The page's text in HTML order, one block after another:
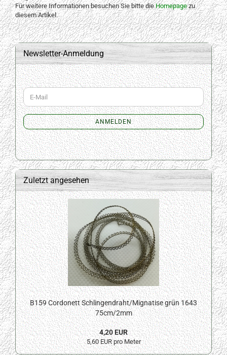
Für weitere Informationen besuchen Sie bitte dieHomepagezu
diesem Artikel.
Newsletter-Anmeldung
WEITER
ZUR
NEWSLETTER-
ANMELDUNG
E-
Mail
ANMELDEN
Zuletzt angesehen
B159 Cordonett Schlingendraht/Mignatise grün 1643
75cm/2mm
4,20 EUR
5,60 EUR pro Meter